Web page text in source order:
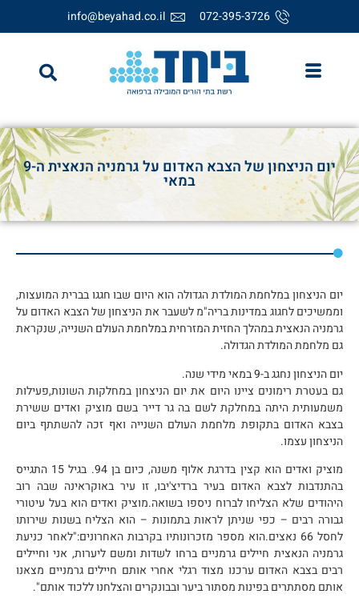
072-395-3726
info@beyahad.co.il
יום הניצחון של הצבא האדום על גרמניה הנאצית ה-9
במאי
יום הניצחון במלחמת המולדת הגדולה הוא היום שבו חגגו בברית המועצות,
וממשיכים לחגוג במדינות בריה"מ לשעבר את הניצחון של הצבא האדום על
גרמניה הנאצית במהלך החזית המזרחית במלחמת העולם השנייה, שנקראת
גם מלחמת המולדת הגדולה.
יום הניצחון נחגג ב-9 במאי מידי שנה.
גם בעטרת רימונים ציינו היום את יום הניצחון במחלקות השונות,פעילות
משמעותית היתה במחלקת לשם בה גר דייר בשם מוציק ואדים ששירת
בצבא האדום בתקופת מלחמת העולם השנייה ואף זכה להשתתף ביום
הניצחון עצמו.
מוציק ואדים הוא קצין בדרגת אלוף משנה, כיום בן 94. בגיל 15 התגייס
בהתנדבות לצבא האדום בעיר ברדיצ'יבו, זו עיר באוקראינה שבה רוב
היהודים שלא הצליחו לברוח ניספו בשואה.מוציק ואדים הוא בעל עיטורי
גבורה רבים – כפי שניתן לראות בתמונות – הוא הצליח בשנות שירותו
לחסל 66 נאצים.הוא מספר מזכרונותיו בקרבות האחרונים:"לאחר כניעת
גרמניה הנאצית חיילים גרמניים ברחו לשדות ומשם ליערות, אני וחיילים
רבים בצבא האדום ערכנו מצוד רגלי אחרי אותם חיילים גרמניים מצאנו
אותם מסתתרים בפינות מסתור ביער ובבונקרים והצלחנו ללכוד אותם".